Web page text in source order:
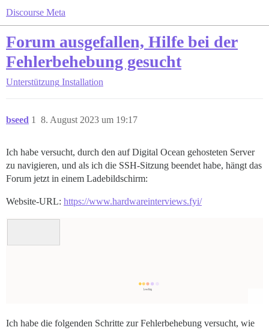
Discourse Meta
Forum ausgefallen, Hilfe bei der
Fehlerbehebung gesucht
Unterstützung Installation
bseed 8. August 2023 um 19:17
1
Ich habe versucht, durch den auf Digital Ocean gehosteten Server
zu navigieren, und als ich die SSH-Sitzung beendet habe, hängt das
Forum jetzt in einem Ladebildschirm:
Website-URL: https://www.hardwareinterviews.fyi/
Ich habe die folgenden Schritte zur Fehlerbehebung versucht, wie